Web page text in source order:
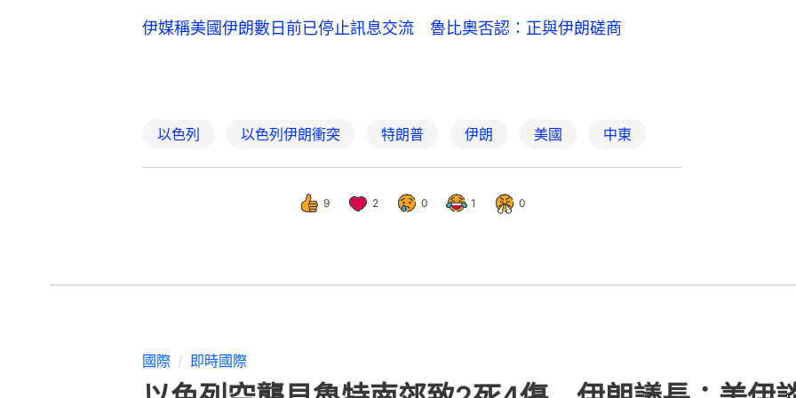
伊媒稱美國伊朗數日前已停止訊息交流 魯比奧否認：正與伊朗磋商
以色列 以色列伊朗衝突 特朗普 伊朗 美國 中東
9 2 0 1 0
以色列空襲貝魯特南郊致2死4傷 伊朗議長：美伊